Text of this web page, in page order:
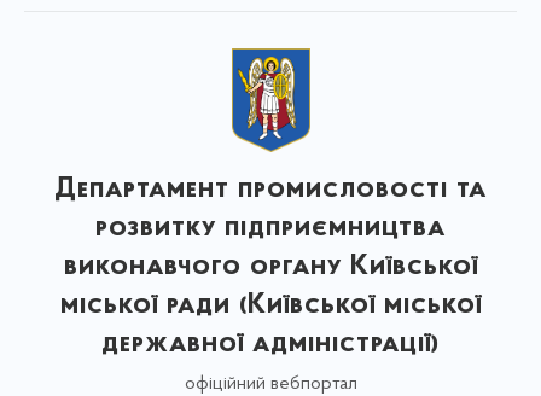
Департамент промисловості та
розвитку підприємництва
виконавчого органу Київської
міської ради (Київської міської
державної адміністрації)
офіційний вебпортал